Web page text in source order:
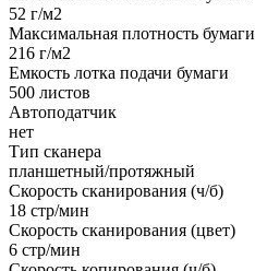
52 г/м2
Максимальная плотность бумаги
216 г/м2
Емкость лотка подачи бумаги
500 листов
Автоподатчик
нет
Тип сканера
планшетный/протяжный
Скорость сканирования (ч/б)
18 стр/мин
Скорость сканирования (цвет)
6 стр/мин